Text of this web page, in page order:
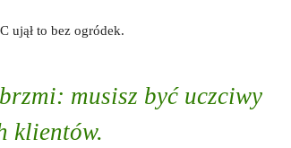
ujął to bez ogródek.
musisz być uczciwy
klientów.